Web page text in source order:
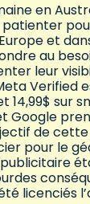
en
patienter
et
au
leur
Verified
14,99$ sur
Google
de
pour le
licenciés